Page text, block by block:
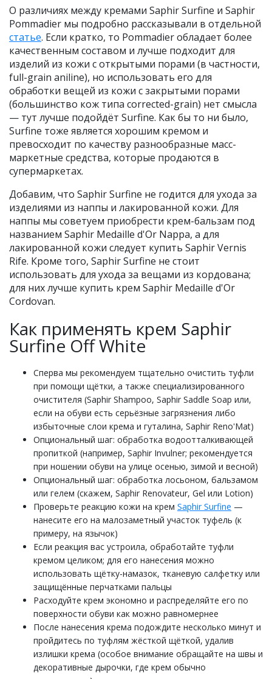
О различиях между кремами Saphir Surfine и Saphir
Pommadier мы подробно рассказывали в отдельной
статье. Если кратко, то Pommadier обладает более
качественным составом и лучше подходит для
изделий из кожи с открытыми порами (в частности,
full-grain aniline), но использовать его для
обработки вещей из кожи с закрытыми порами
(большинство кож типа corrected-grain) нет смысла
— тут лучше подойдёт Surfine. Как бы то ни было,
Surfine тоже является хорошим кремом и
превосходит по качеству разнообразные масс-
маркетные средства, которые продаются в
супермаркетах.
Добавим, что Saphir Surfine не годится для ухода за
изделиями из наппы и лакированной кожи. Для
наппы мы советуем приобрести крем-бальзам под
названием Saphir Medaille d'Or Nappa, а для
лакированной кожи следует купить Saphir Vernis
Rife. Кроме того, Saphir Surfine не стоит
использовать для ухода за вещами из кордована;
для них лучше купить крем Saphir Medaille d'Or
Cordovan.
Как применять крем Saphir
Surfine Off White
Сперва мы рекомендуем тщательно очистить туфли
при помощи щётки, а также специализированного
очистителя (Saphir Shampoo, Saphir Saddle Soap или,
если на обуви есть серьёзные загрязнения либо
избыточные слои крема и гуталина, Saphir Reno'Mat)
Опциональный шаг: обработка водоотталкивающей
пропиткой (например, Saphir Invulner; рекомендуется
при ношении обуви на улице осенью, зимой и весной)
Опциональный шаг: обработка лосьоном, бальзамом
или гелем (скажем, Saphir Renovateur, Gel или Lotion)
Проверьте реакцию кожи на крем Saphir Surfine —
нанесите его на малозаметный участок туфель (к
примеру, на язычок)
Если реакция вас устроила, обработайте туфли
кремом целиком; для его нанесения можно
использовать щётку-намазок, тканевую салфетку или
защищённые перчатками пальцы
Расходуйте крем экономно и распределяйте его по
поверхности обуви как можно равномернее
После нанесения крема подождите несколько минут и
пройдитесь по туфлям жёсткой щёткой, удалив
излишки крема (особое внимание обращайте на швы и
декоративные дырочки, где крем обычно